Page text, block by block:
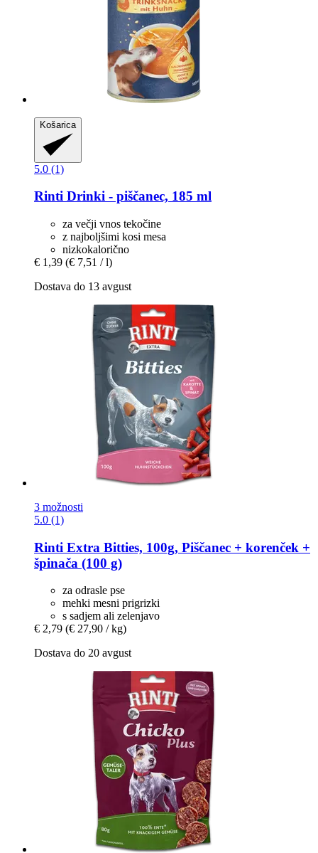
Košarica
5.0 (1)
Rinti Drinki -​ piščanec, 185 ml
za večji vnos tekočine
z najboljšimi kosi mesa
nizkokalorično
€ 1,39 (€ 7,51 / l)
Dostava do 13 avgust
3 možnosti
5.0 (1)
Rinti Extra Bitties, 100g, Piščanec + korenček +
špinača (100 g)
za odrasle pse
mehki mesni prigrizki
s sadjem ali zelenjavo
€ 2,79 (€ 27,90 / kg)
Dostava do 20 avgust